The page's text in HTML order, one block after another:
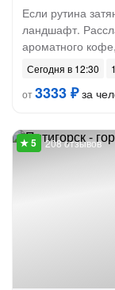
Если рутина
ландшафт.
ароматного
Сегодня в 12:30
от3333 ₽за
208 отзывов